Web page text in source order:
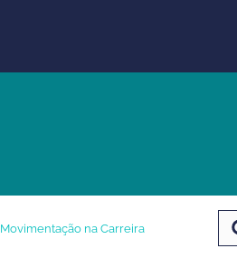
Movimentação na Carreira